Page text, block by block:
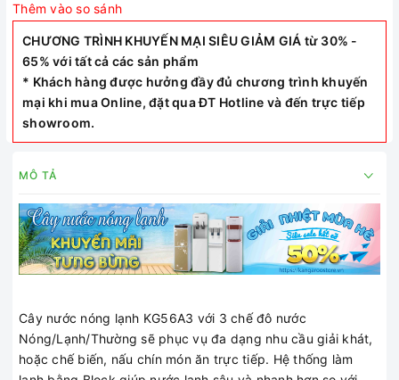
Thêm vào so sánh
CHƯƠNG TRÌNH KHUYẾN MẠI SIÊU GIẢM GIÁ từ 30% -
65% với tất cả các sản phẩm
* Khách hàng được hưởng đầy đủ chương trình khuyến
mại khi mua Online, đặt qua ĐT Hotline và đến trực tiếp
showroom.
MÔ TẢ
Cây nước nóng lạnh KG56A3 với 3 chế đô nước
Nóng/Lạnh/Thường sẽ phục vụ đa dạng nhu cầu giải khát,
hoặc chế biến, nấu chín món ăn trực tiếp. Hệ thống làm